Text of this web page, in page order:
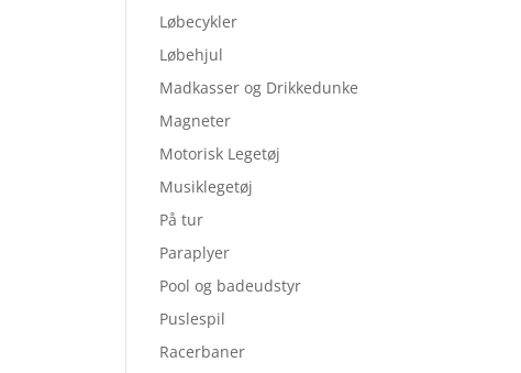
Løbecykler
Løbehjul
Madkasser og Drikkedunke
Magneter
Motorisk Legetøj
Musiklegetøj
På tur
Paraplyer
Pool og badeudstyr
Puslespil
Racerbaner